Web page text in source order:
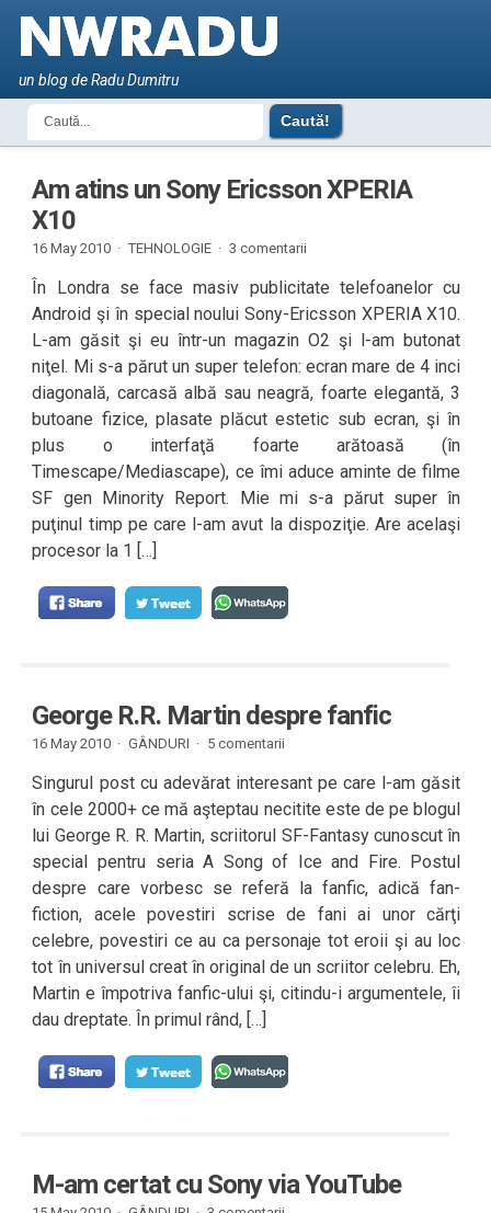
un blog de Radu Dumitru
Am atins un Sony Ericsson XPERIA
X10
16 May 2010 · TEHNOLOGIE · 3 comentarii
În Londra se face masiv publicitate telefoanelor cu
Android şi în special noului Sony-Ericsson XPERIA X10.
L-am găsit şi eu într-un magazin O2 şi l-am butonat
niţel. Mi s-a părut un super telefon: ecran mare de 4 inci
diagonală, carcasă albă sau neagră, foarte elegantă, 3
butoane fizice, plasate plăcut estetic sub ecran, şi în
plus o interfaţă foarte arătoasă (în
Timescape/Mediascape), ce îmi aduce aminte de filme
SF gen Minority Report. Mie mi s-a părut super în
puţinul timp pe care l-am avut la dispoziţie. Are acelaşi
procesor la 1 […]
George R.R. Martin despre fanfic
16 May 2010 · GÂNDURI · 5 comentarii
Singurul post cu adevărat interesant pe care l-am găsit
în cele 2000+ ce mă aşteptau necitite este de pe blogul
lui George R. R. Martin, scriitorul SF-Fantasy cunoscut în
special pentru seria A Song of Ice and Fire. Postul
despre care vorbesc se referă la fanfic, adică fan-
fiction, acele povestiri scrise de fani ai unor cărţi
celebre, povestiri ce au ca personaje tot eroii şi au loc
tot în universul creat în original de un scriitor celebru. Eh,
Martin e împotriva fanfic-ului şi, citindu-i argumentele, îi
dau dreptate. În primul rând, […]
M-am certat cu Sony via YouTube